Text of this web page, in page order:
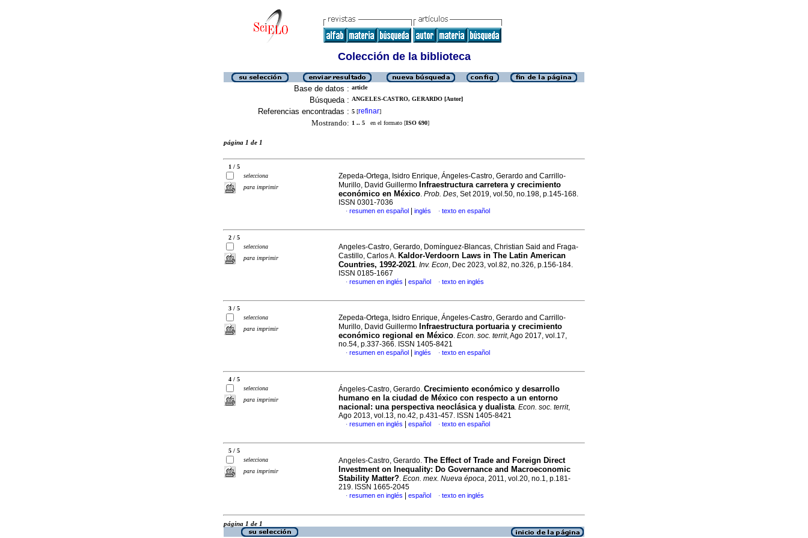
Colección de la biblioteca
Base de datos : article
Búsqueda : ANGELES-CASTRO, GERARDO [Autor]
Referencias encontradas : 5 [refinar]
Mostrando: 1 .. 5 en el formato [ISO 690]
página 1 de 1
1 / 5
selecciona
para imprimir
Zepeda-Ortega, Isidro Enrique, Ángeles-Castro, Gerardo and Carrillo-
Murillo, David Guillermo Infraestructura carretera y crecimiento
económico en México. Prob. Des, Set 2019, vol.50, no.198, p.145-168.
ISSN 0301-7036
· resumen en español inglés · texto en español
2 / 5
selecciona
para imprimir
Angeles-Castro, Gerardo, Domínguez-Blancas, Christian Said and Fraga-
Castillo, Carlos A. Kaldor-Verdoorn Laws in The Latin American
Countries, 1992-2021. Inv. Econ, Dec 2023, vol.82, no.326, p.156-184.
ISSN 0185-1667
· resumen en inglés español · texto en inglés
3 / 5
selecciona
para imprimir
Zepeda-Ortega, Isidro Enrique, Ángeles-Castro, Gerardo and Carrillo-
Murillo, David Guillermo Infraestructura portuaria y crecimiento
económico regional en México. Econ. soc. territ, Ago 2017, vol.17,
no.54, p.337-366. ISSN 1405-8421
· resumen en español inglés · texto en español
4 / 5
selecciona
para imprimir
Ángeles-Castro, Gerardo. Crecimiento económico y desarrollo
humano en la ciudad de México con respecto a un entorno
nacional : una perspectiva neoclásica y dualista. Econ. soc. territ,
Ago 2013, vol.13, no.42, p.431-457. ISSN 1405-8421
· resumen en inglés español · texto en español
5 / 5
selecciona
para imprimir
Angeles-Castro, Gerardo. The Effect of Trade and Foreign Direct
Investment on Inequality: Do Governance and Macroeconomic
Stability Matter?. Econ. mex. Nueva época, 2011, vol.20, no.1, p.181-
219. ISSN 1665-2045
· resumen en inglés español · texto en inglés
página 1 de 1